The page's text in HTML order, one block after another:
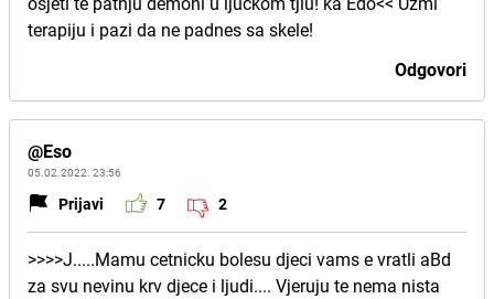
terapiju i pazi da ne padnes sa skele!
Odgovori
@Eso
05.02.2022. 23:56
Prijavi 7 2
>>>>J.....Mamu cetnicku bolesu djeci vams e vratli aBd
za svu nevinu krv djece i ljudi.... Vjeruju te nema nista